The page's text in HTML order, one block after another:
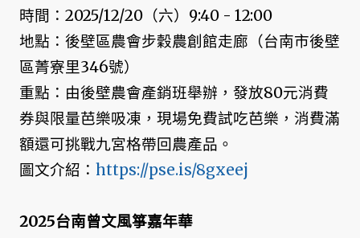
時間：2025/12/20（六）9:40 - 12:00
地點：後壁區農會步穀農創館走廊（台南市後壁
區菁寮里346號）
重點：由後壁農會產銷班舉辦，發放80元消費
券與限量芭樂吸凍，現場免費試吃芭樂，消費滿
額還可挑戰九宮格帶回農產品。
圖文介紹： https://pse.is/8gxeej
2025台南曾文風箏嘉年華